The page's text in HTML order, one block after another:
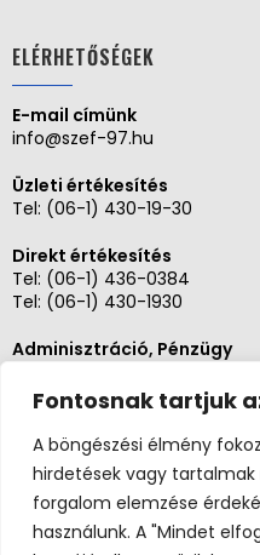
Fontosnak tartjuk
A böngészési élmény
hirdetések vagy
forgalom elemzése
használunk. A "Mindet
ELÉRHETŐSÉGEK
E-mail címünk
info@szef-97.hu
Üzleti értékesítés
Tel: (06-1) 430-19-30
Direkt értékesítés
Tel: (06-1) 436-0384
Tel: (06-1) 430-1930
Adminisztráció, Pénzügy
Szerviz és karbantartás
Tel: (06-20)3268654
Tel: (06-1) 436-0384